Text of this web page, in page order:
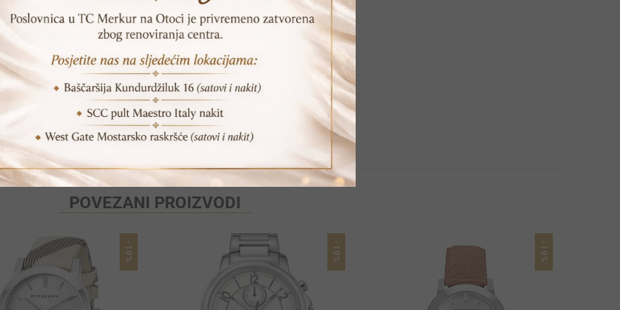
Pošalji prijatelju
POVEZANI PROIZVODI
-10% -10% -10%